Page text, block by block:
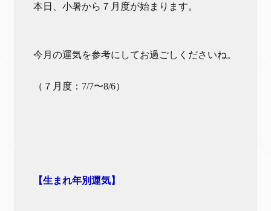
本日、小暑から７月度が始まります。
今月の運気を参考にしてお過ごしくださいね。
（７月度：7/7〜8/6）
【生まれ年別運気】